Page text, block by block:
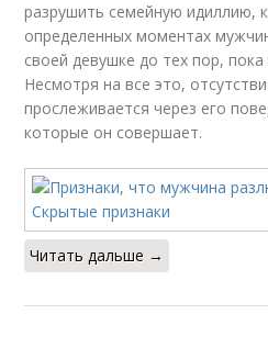
разрушить семейную идиллию,
определенных моментах
своей девушке до тех пор,
Несмотря на все это,
прослеживается через его
которые он совершает.
Читать дальше →